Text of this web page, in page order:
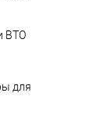
ВТО
для